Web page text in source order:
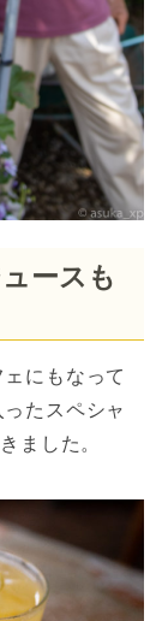
ースも
にもなって
たスペシャ
ました。